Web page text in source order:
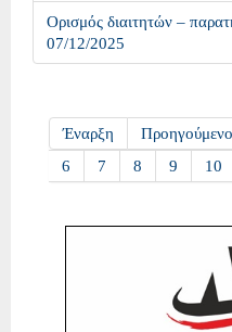
Ορισμός διαιτητών –
07/12/2025
Έναρξη Προηγούμενο
6
7 8 9 10